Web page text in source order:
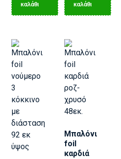
καλάθι
καλάθι
Μπαλόνι
foil
καρδιά